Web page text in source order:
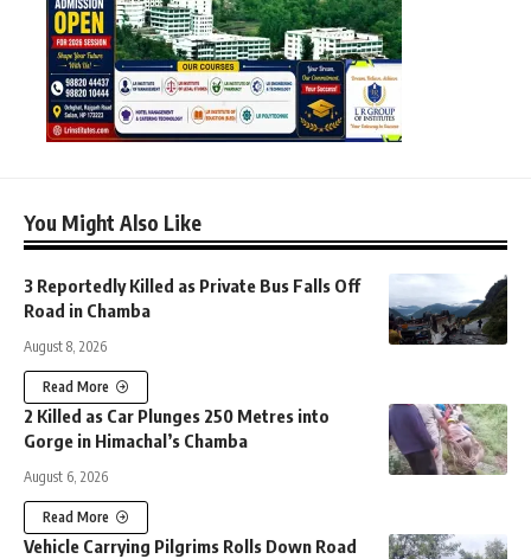
You Might Also Like
3 Reportedly Killed as Private Bus Falls Off
Road in Chamba
August 8, 2026
Read More
2 Killed as Car Plunges 250 Metres into
Gorge in Himachal’s Chamba
August 6, 2026
Read More
Vehicle Carrying Pilgrims Rolls Down Road